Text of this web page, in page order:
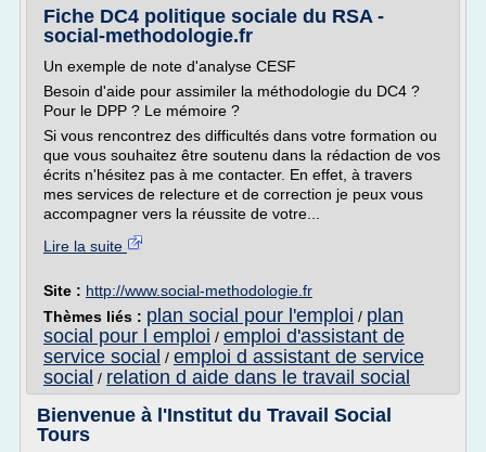
Fiche DC4 politique sociale du RSA -
social-methodologie.fr
Un exemple de note d'analyse CESF
Besoin d'aide pour assimiler la méthodologie du DC4 ?
Pour le DPP ? Le mémoire ?
Si vous rencontrez des difficultés dans votre formation ou
que vous souhaitez être soutenu dans la rédaction de vos
écrits n'hésitez pas à me contacter. En effet, à travers
mes services de relecture et de correction je peux vous
accompagner vers la réussite de votre...
Lire la suite
Site : http://www.social-methodologie.fr
Thèmes liés : plan social pour l'emploi / plan
social pour l emploi / emploi d'assistant de
service social / emploi d assistant de service
social / relation d aide dans le travail social
Bienvenue à l'Institut du Travail Social
Tours